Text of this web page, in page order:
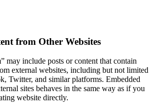
from Other Websites
may include posts or content that contain
external websites, including but not limited
Twitter, and similar platforms. Embedded
sites behaves in the same way as if you
website directly.